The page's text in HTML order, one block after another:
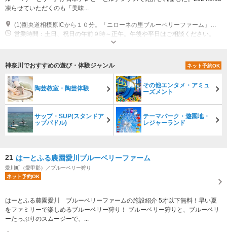
凍らせていただくのも「美味...
(1)圏央道相模原ICから１０分。「ニローネの里ブルーベリーファーム」をGoogleMapで検索してください。ピンポイントで表示されます。近くに「オギノパン本社工場」、県立あいかわ公園、服部牧場あり。
営業時間：土日、祝日の午前９時～正午。午後や平日はご相談ください。
専用駐車場あり（無料）10台 園の前にあります。
神奈川でおすすめの遊び・体験ジャンル ネット予約OK
陶芸教室・陶芸体験
その他エンタメ・アミュ
ーズメント
サップ・SUP(スタンドア
ップパドル)
テーマパーク・遊園地・
レジャーランド
21 はーとふる農園愛川ブルーベリーファーム
愛川町（愛甲郡）／ブルーベリー狩り
ネット予約OK
はーとふる農園愛川 ブルーベリーファームの施設紹介 5才以下無料！早い夏
をファミリーで楽しめるブルーベリー狩り！ ブルーベリー狩りと、ブルーベリ
ーたっぷりのスムージーで、...